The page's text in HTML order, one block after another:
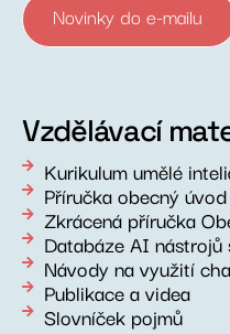
Novinky do e-mailu
Vzdělávací
Kurikulum umělé
Příručka obecný
Zkrácená příručka
Databáze AI nástrojů
Návody na využití
Publikace a videa
Slovníček pojmů